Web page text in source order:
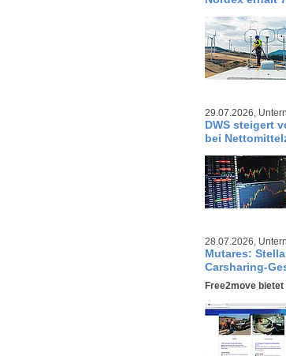
29.07.2026,
DWS steigert
bei
28.07.2026,
Mutares:
Carsharing-
Free2move